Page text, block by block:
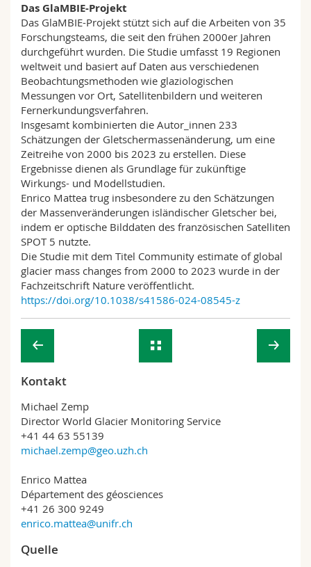
Das GlaMBIE-Projekt
Das GlaMBIE-Projekt stützt sich auf die Arbeiten von 35
Forschungsteams, die seit den frühen 2000er Jahren
durchgeführt wurden. Die Studie umfasst 19 Regionen
weltweit und basiert auf Daten aus verschiedenen
Beobachtungsmethoden wie glaziologischen
Messungen vor Ort, Satellitenbildern und weiteren
Fernerkundungsverfahren.
Insgesamt kombinierten die Autor_innen 233
Schätzungen der Gletschermassenänderung, um eine
Zeitreihe von 2000 bis 2023 zu erstellen. Diese
Ergebnisse dienen als Grundlage für zukünftige
Wirkungs- und Modellstudien.
Enrico Mattea trug insbesondere zu den Schätzungen
der Massenveränderungen isländischer Gletscher bei,
indem er optische Bilddaten des französischen Satelliten
SPOT 5 nutzte.
Die Studie mit dem Titel Community estimate of global
glacier mass changes from 2000 to 2023 wurde in der
Fachzeitschrift Nature veröffentlicht.
https://doi.org/10.1038/s41586-024-08545-z
Kontakt
Michael Zemp
Director World Glacier Monitoring Service
+41 44 63 55139
michael.zemp@geo.uzh.ch
Enrico Mattea
Département des géosciences
+41 26 300 9249
enrico.mattea@unifr.ch
Quelle